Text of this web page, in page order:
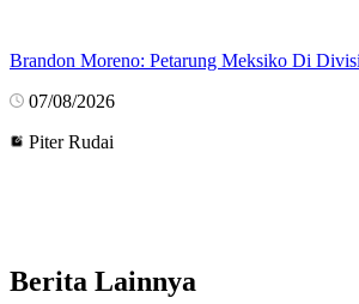
Brandon Moreno: Petarung Meksiko Di
07/08/2026
Piter Rudai
Berita Lainnya